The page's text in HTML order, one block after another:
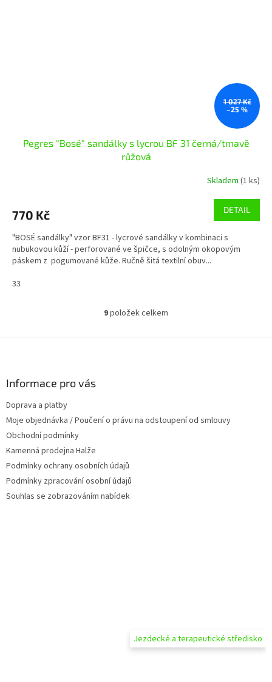
1 027 Kč
–25 %
Pegres "Bosé" sandálky s lycrou BF 31 černá/tmavě
růžová
Skladem (1 ks)
770 Kč DETAIL
"BOSÉ sandálky" vzor BF31 - lycrové sandálky v kombinaci s
nubukovou kůží - perforované ve špičce, s odolným okopovým
páskem z pogumované kůže. Ručně šitá textilní obuv...
33
O
l
r
9položek celkem
Informace pro vás
Doprava a platby
Moje objednávka / Poučení o právu na odstoupení od smlouvy
Obchodní podmínky
Kamenná prodejna Halže
Podmínky ochrany osobních údajů
Podmínky zpracování osobní údajů
Souhlas se zobrazováním nabídek
Jezdecké a terapeutické středisko